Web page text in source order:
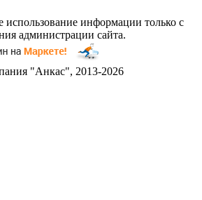
использование информации только с
администрации сайта.
"Анкас", 2013-2026